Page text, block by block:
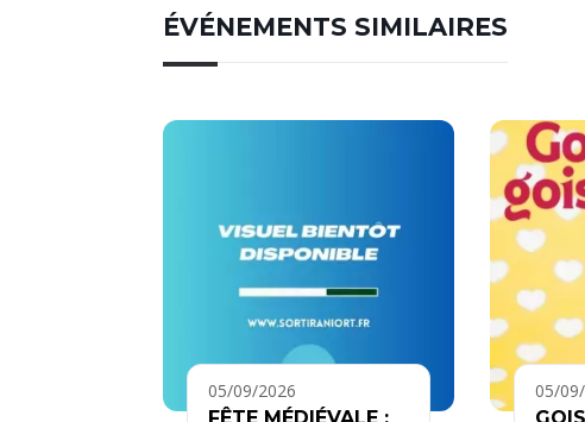
ÉVÉNEMENTS SIMILAIRES
05/09/2026
05/